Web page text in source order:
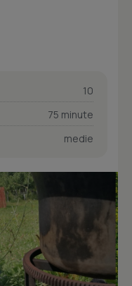
10
75 minute
medie